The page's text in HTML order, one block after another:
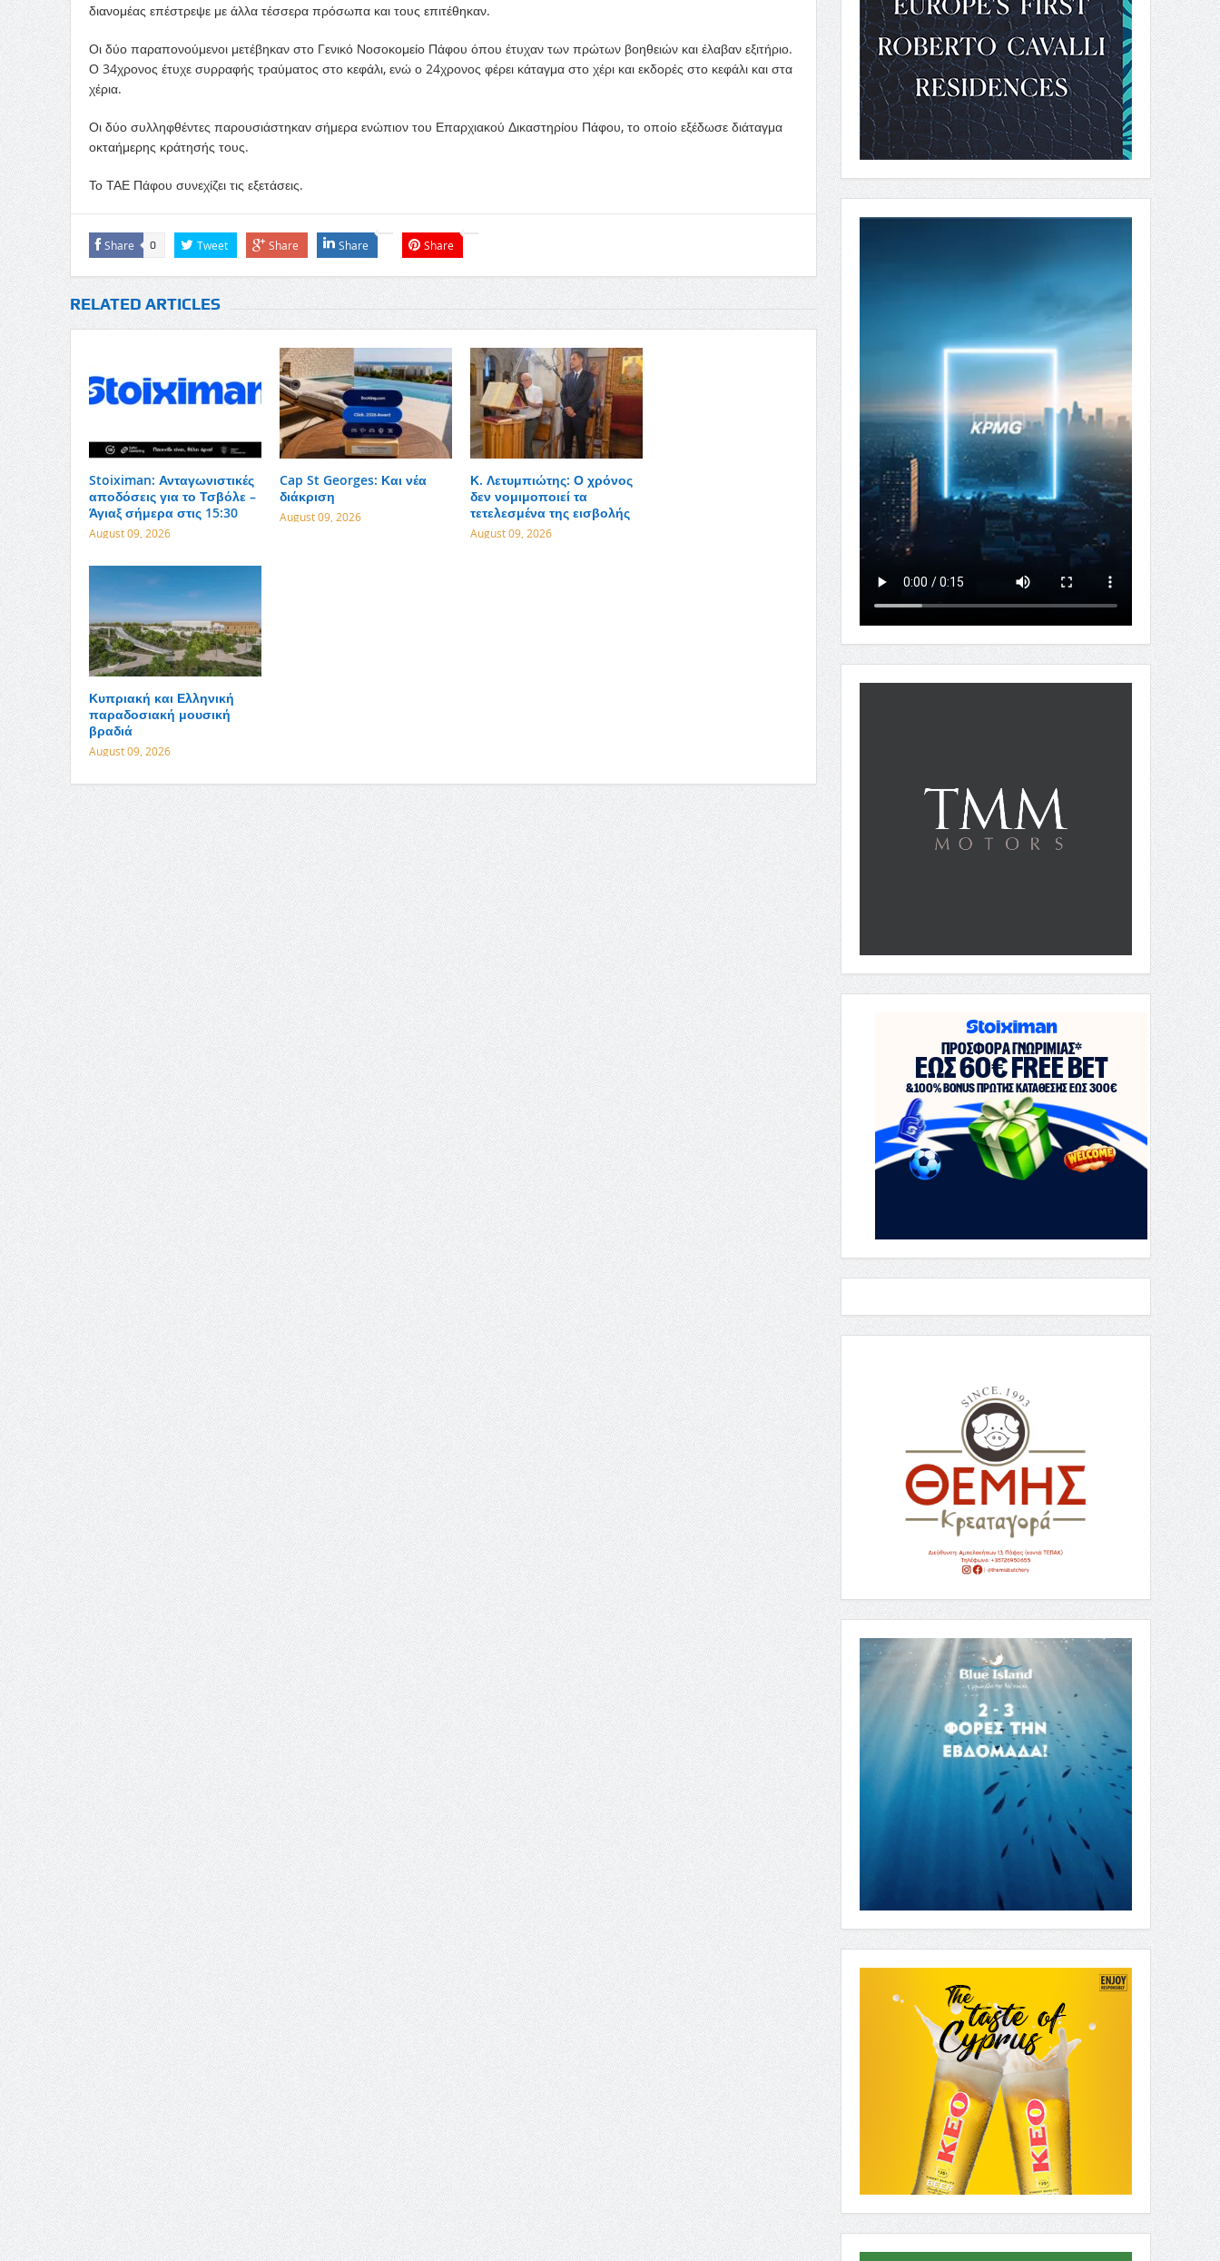
διανομέας επέστρεψε με άλλα τέσσερα πρόσωπα και τους επιτέθηκαν.
Οι δύο παραπονούμενοι μετέβηκαν στο Γενικό Νοσοκομείο Πάφου όπου έτυχαν των πρώτων βοηθειών και έλαβαν εξιτήριο.
Ο 34χρονος έτυχε συρραφής τραύματος στο κεφάλι, ενώ ο 24χρονος φέρει κάταγμα στο χέρι και εκδορές στο κεφάλι και στα
χέρια.
Οι δύο συλληφθέντες παρουσιάστηκαν σήμερα ενώπιον του Επαρχιακού Δικαστηρίου Πάφου, το οποίο εξέδωσε διάταγμα
οκταήμερης κράτησής τους.
Το ΤΑΕ Πάφου συνεχίζει τις εξετάσεις.
Share 0 Tweet Share Share Share
RELATED ARTICLES
Stoiximan: Ανταγωνιστικές
αποδόσεις για το Τσβόλε –
Άγιαξ σήμερα στις 15:30
August 09, 2026
Cap St Georges: Και νέα
διάκριση
August 09, 2026
Κ. Λετυμπιώτης: Ο χρόνος
δεν νομιμοποιεί τα
τετελεσμένα της εισβολής
August 09, 2026
Κυπριακή και Ελληνική
παραδοσιακή μουσική
βραδιά
August 09, 2026